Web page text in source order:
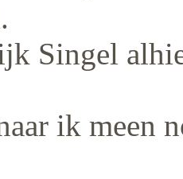
Singel
ik meen